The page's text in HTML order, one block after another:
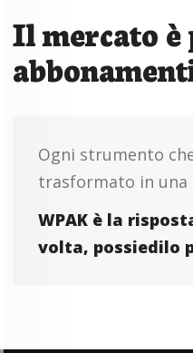
Il mercato è
Ogni strumento
trasformato in una
WPAK è la
volta, possiedilo